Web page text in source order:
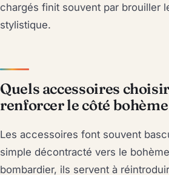
chargés finit souvent par brouiller
stylistique.
Quels accessoires
renforcer le côté bohème
Les accessoires font souvent
simple décontracté vers le
bombardier, ils servent à